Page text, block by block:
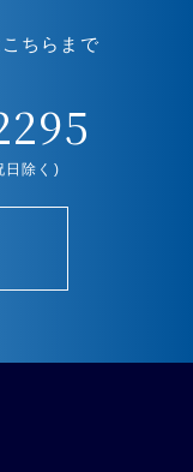
ちらまで
日除く)